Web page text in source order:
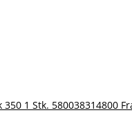
350 1 Stk. 580038314800